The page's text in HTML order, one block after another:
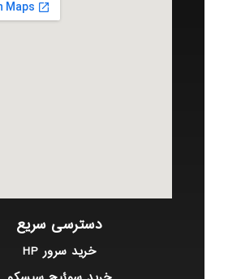
دسترسی سریع
خرید سرور HP